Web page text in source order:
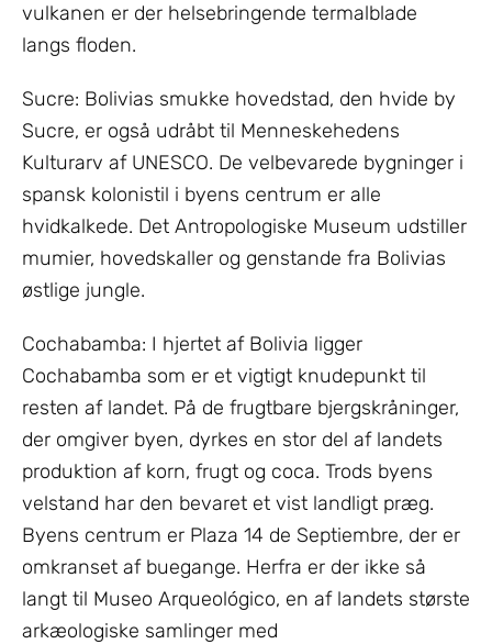
vulkanen er der helsebringende termalblade
langs floden.
Sucre: Bolivias smukke hovedstad, den hvide by
Sucre, er også udråbt til Menneskehedens
Kulturarv af UNESCO. De velbevarede bygninger i
spansk kolonistil i byens centrum er alle
hvidkalkede. Det Antropologiske Museum udstiller
mumier, hovedskaller og genstande fra Bolivias
østlige jungle.
Cochabamba: I hjertet af Bolivia ligger
Cochabamba som er et vigtigt knudepunkt til
resten af landet. På de frugtbare bjergskråninger,
der omgiver byen, dyrkes en stor del af landets
produktion af korn, frugt og coca. Trods byens
velstand har den bevaret et vist landligt præg.
Byens centrum er Plaza 14 de Septiembre, der er
omkranset af buegange. Herfra er der ikke så
langt til Museo Arqueológico, en af landets største
arkæologiske samlinger med